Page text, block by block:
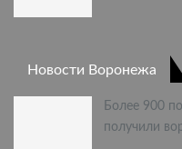
Новости Воронежа
Более 900
получили